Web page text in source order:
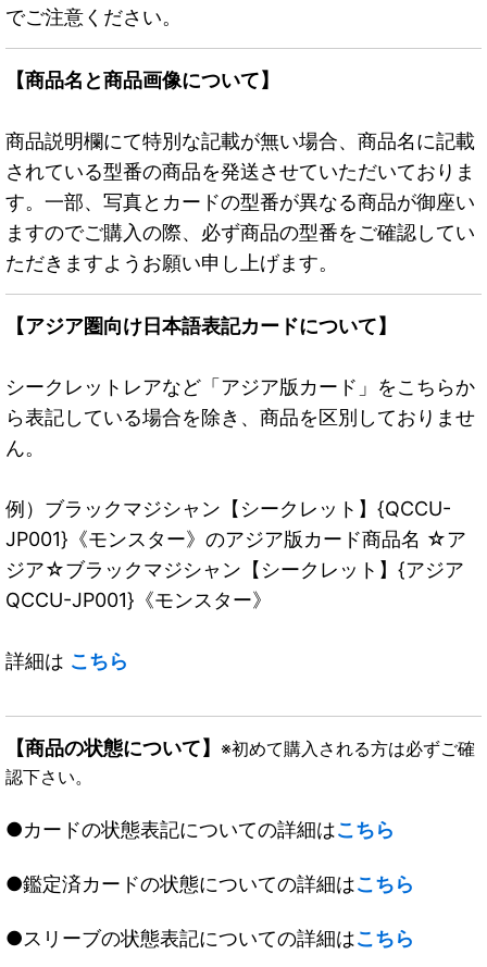
でご注意ください。
【商品名と商品画像について】
商品説明欄にて特別な記載が無い場合、商品名に記載
されている型番の商品を発送させていただいておりま
す。一部、写真とカードの型番が異なる商品が御座い
ますのでご購入の際、必ず商品の型番をご確認してい
ただきますようお願い申し上げます。
【アジア圏向け日本語表記カードについて】
シークレットレアなど「アジア版カード」をこちらか
ら表記している場合を除き、商品を区別しておりませ
ん。
例）ブラックマジシャン【シークレット】{QCCU-
JP001}《モンスター》のアジア版カード商品名 ☆ア
ジア☆ブラックマジシャン【シークレット】{アジア
QCCU-JP001}《モンスター》
詳細は こちら
【商品の状態について】 ※初めて購入される方は必ずご確
認下さい。
●カードの状態表記についての詳細はこちら
●鑑定済カードの状態についての詳細はこちら
●スリーブの状態表記についての詳細はこちら